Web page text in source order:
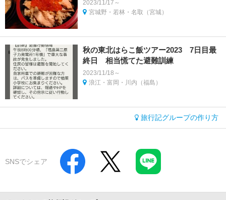
2023/11/17～
宮城野・若林・名取（宮城）
秋の東北はらこ飯ツアー2023 7日目最
終日 相当慌てた避難訓練
2023/11/18～
浪江・富岡・川内（福島）
旅行記グループの作り方
SNSでシェア